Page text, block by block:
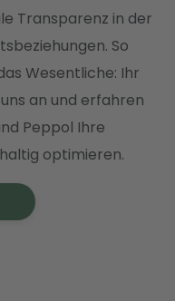
Transparenz in der
So
Wesentliche: Ihr
an und erfahren
Peppol Ihre
optimieren.